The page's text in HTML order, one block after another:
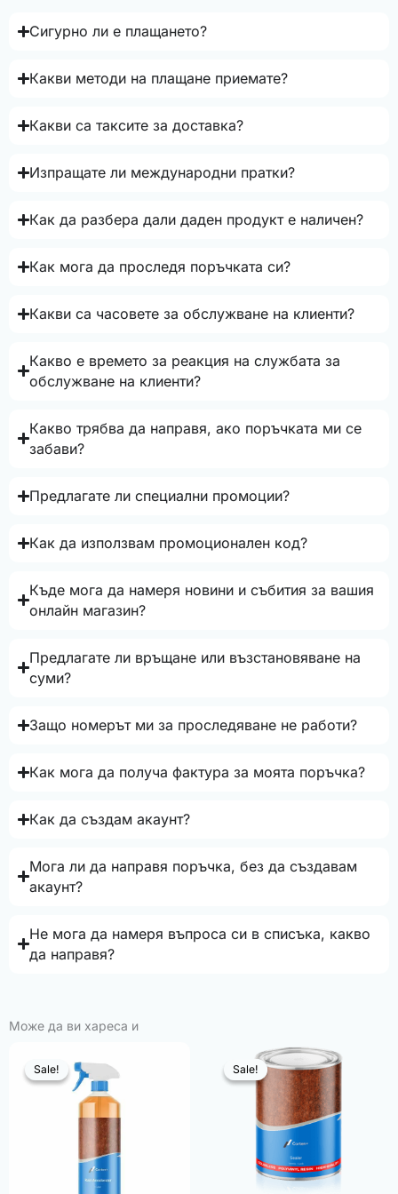
Сигурно ли е плащането?
Какви методи на плащане приемате?
Какви са таксите за доставка?
Изпращате ли международни пратки?
Как да разбера дали даден продукт е наличен?
Как мога да проследя поръчката си?
Какви са часовете за обслужване на клиенти?
Какво е времето за реакция на службата за
обслужване на клиенти?
Какво трябва да направя, ако поръчката ми се
забави?
Предлагате ли специални промоции?
Как да използвам промоционален код?
Къде мога да намеря новини и събития за вашия
онлайн магазин?
Предлагате ли връщане или възстановяване на
суми?
Защо номерът ми за проследяване не работи?
Как мога да получа фактура за моята поръчка?
Как да създам акаунт?
Мога ли да направя поръчка, без да създавам
акаунт?
Не мога да намеря въпроса си в списъка, какво
да направя?
Може да ви хареса и
Sale!
Sale! Sale!
Sale!